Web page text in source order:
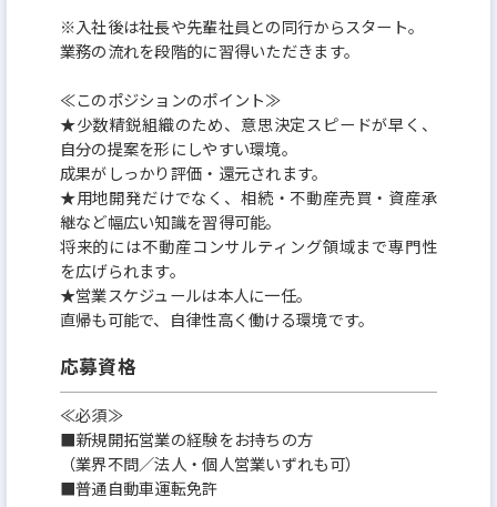
※入社後は社長や先輩社員との同行からスタート。
業務の流れを段階的に習得いただきます。
≪このポジションのポイント≫
★少数精鋭組織のため、意思決定スピードが早く、
自分の提案を形にしやすい環境。
成果がしっかり評価・還元されます。
★用地開発だけでなく、相続・不動産売買・資産承
継など幅広い知識を習得可能。
将来的には不動産コンサルティング領域まで専門性
を広げられます。
★営業スケジュールは本人に一任。
直帰も可能で、自律性高く働ける環境です。
応募資格
≪必須≫
■新規開拓営業の経験をお持ちの方
（業界不問／法人・個人営業いずれも可）
■普通自動車運転免許